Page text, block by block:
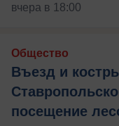
вчера в 18:00
Общество
Въезд и
посещение